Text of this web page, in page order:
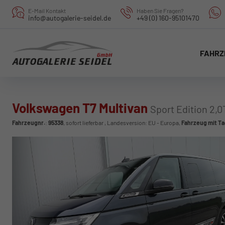
E-Mail Kontakt
info@autogalerie-seidel.de
Haben Sie Fragen?
+49 (0) 160-95101470
Volkswagen T7 Multivan Sport Edition
Fahrzeugnr.: 95338, sofort lieferbar , Landesversion: EU - Europa, Fahrzeug mit